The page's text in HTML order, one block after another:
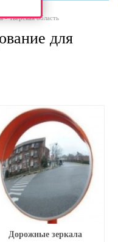
Тверская область
для
Дорожные зеркала